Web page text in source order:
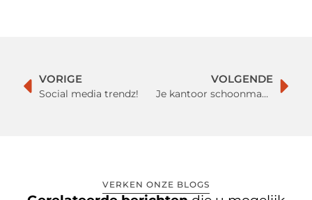
VORIGE
Social media trendz!
VOLGENDE
Je kantoor schoonmaken met een robotstofzuiger
VERKEN ONZE BLOGS